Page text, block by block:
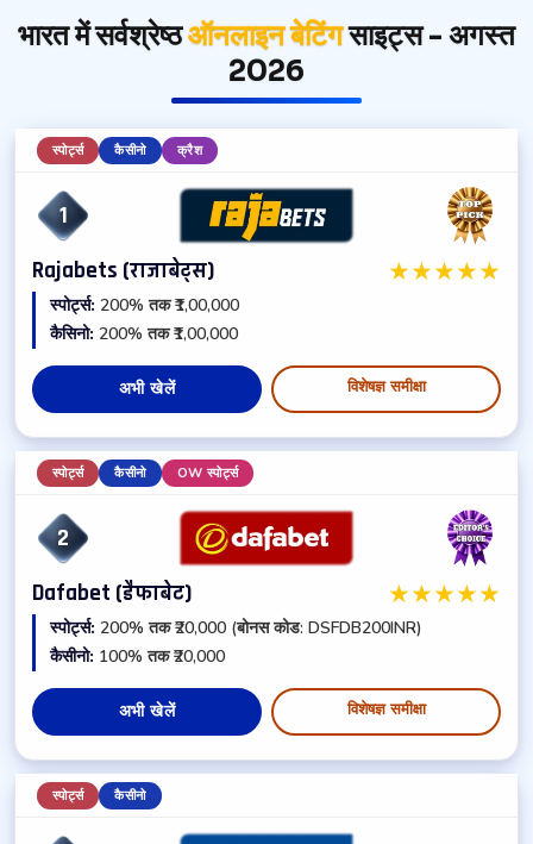
भारत में सर्वश्रेष्ठऑनलाइन बेटिंगसाइट्स - अगस्त
2026
स्पोर्ट्स कैसीनो क्रैश
1
Rajabets (राजाबेट्स) ★★★★★
स्पोर्ट्स: 200% तक ₹1,00,000
कैसिनो: 200% तक ₹1,00,000
अभी खेलें विशेषज्ञ समीक्षा
स्पोर्ट्स कैसीनो OW स्पोर्ट्स
2
Dafabet (डैफाबेट) ★★★★★
स्पोर्ट्स: 200% तक ₹20,000 (बोनस कोड: DSFDB200INR)
कैसीनो: 100% तक ₹20,000
अभी खेलें विशेषज्ञ समीक्षा
स्पोर्ट्स कैसीनो